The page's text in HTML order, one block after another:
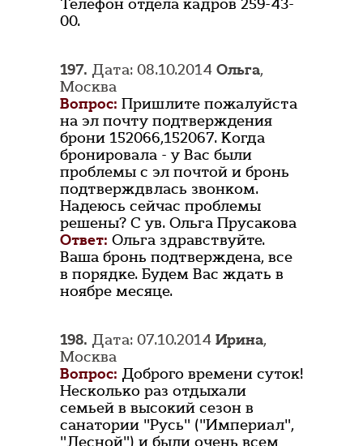
Телефон отдела кадров 259-43-
00.
197. Дата: 08.10.2014 Ольга,
Москва
Вопрос: Пришлите пожалуйста
на эл почту подтверждения
брони 152066,152067. Когда
бронировала - у Вас были
проблемы с эл почтой и бронь
подтверждвлась звонком.
Надеюсь сейчас проблемы
решены? С ув. Ольга Прусакова
Ответ: Ольга здравствуйте.
Ваша бронь подтверждена, все
в порядке. Будем Вас ждать в
ноябре месяце.
198. Дата: 07.10.2014 Ирина,
Москва
Вопрос: Доброго времени суток!
Несколько раз отдыхали
семьей в высокий сезон в
санатории "Русь" ("Империал",
"Лесной") и были очень всем